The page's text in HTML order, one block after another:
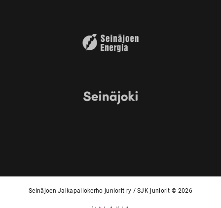
Seinäjoen Jalkapallokerho-juniorit ry / SJK-juniorit © 2026